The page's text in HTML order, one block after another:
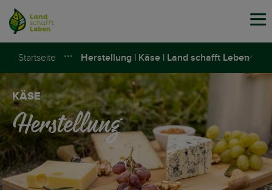
Startseite Herstellung | Käse | Land schafft Leben
KÄSE
Herstellung